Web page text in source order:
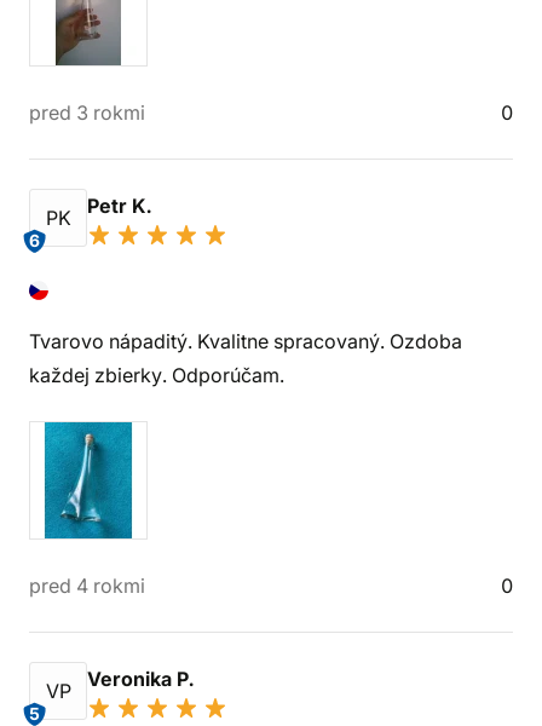
pred 3 rokmi 0
PK
6
Petr K.
Tvarovo nápaditý. Kvalitne spracovaný. Ozdoba
každej zbierky. Odporúčam.
pred 4 rokmi 0
VP
5
Veronika P.